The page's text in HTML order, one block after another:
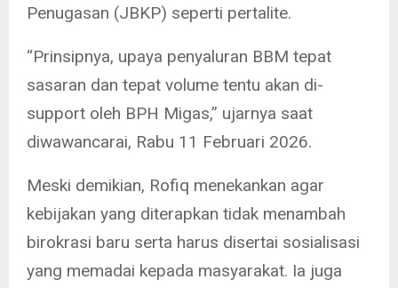
Penugasan (JBKP) seperti pertalite.
“Prinsipnya, upaya penyaluran BBM tepat
sasaran dan tepat volume tentu akan di-
support oleh BPH Migas,” ujarnya saat
diwawancarai, Rabu 11 Februari 2026.
Meski demikian, Rofiq menekankan agar
kebijakan yang diterapkan tidak menambah
birokrasi baru serta harus disertai sosialisasi
yang memadai kepada masyarakat. Ia juga